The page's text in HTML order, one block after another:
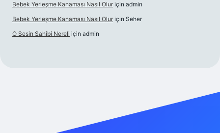
Bebek Yerleşme Kanaması Nasıl Olur için admin
Bebek Yerleşme Kanaması Nasıl Olur için Seher
O Sesin Sahibi Nereli için admin